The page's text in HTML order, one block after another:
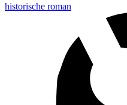
historische roman